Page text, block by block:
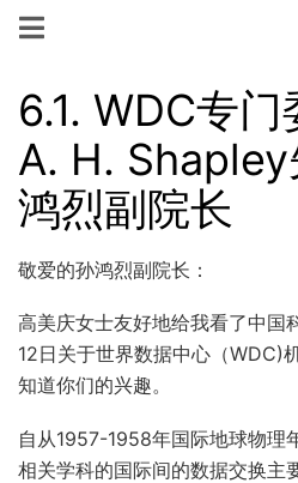
6.1. WDC专门
A. H.
鸿烈副院长
敬爱的孙鸿烈副院长：
高美庆女士友好地给我看了中国
12日关于世界数据中心（WDC)
知道你们的兴趣。
自从1957-1958年国际地球物理
相关学科的国际间的数据交换主